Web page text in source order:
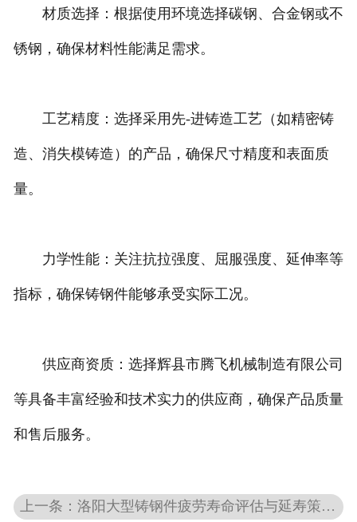
材质选择：根据使用环境选择碳钢、合金钢或不
锈钢，确保材料性能满足需求。
工艺精度：选择采用先-进铸造工艺（如精密铸
造、消失模铸造）的产品，确保尺寸精度和表面质
量。
力学性能：关注抗拉强度、屈服强度、延伸率等
指标，确保铸钢件能够承受实际工况。
供应商资质：选择辉县市腾飞机械制造有限公司
等具备丰富经验和技术实力的供应商，确保产品质量
和售后服务。
上一条：洛阳大型铸钢件疲劳寿命评估与延寿策略：保障工业装备可靠运行的关键